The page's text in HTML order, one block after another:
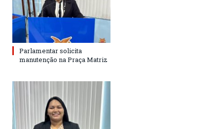
Parlamentar solicita
manutenção na Praça Matriz